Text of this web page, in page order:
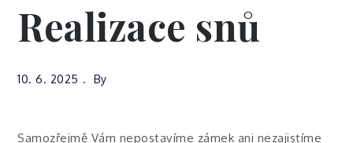
Realizace snů
10. 6. 2025 By
Samozřejmě Vám nepostavíme zámek ani nezajistíme